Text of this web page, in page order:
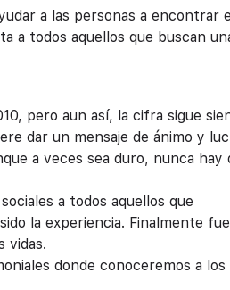
a las personas a encontrar
a todos aquellos que buscan
pero aun así, la cifra sigue
dar un mensaje de ánimo y
a veces sea duro, nunca hay
a todos aquellos que
la experiencia. Finalmente
vidas.
donde conoceremos a los